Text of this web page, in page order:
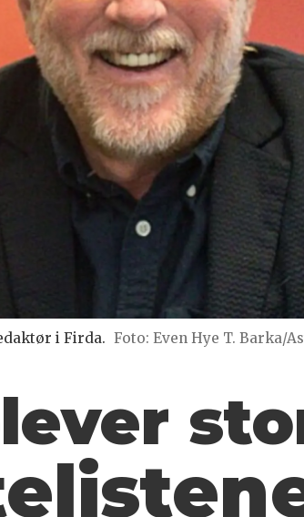
i Firda. Foto: Even Hye T. Barka/